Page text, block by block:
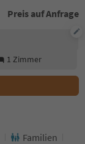
Preis auf Anfrage
1 Zimmer
Familien